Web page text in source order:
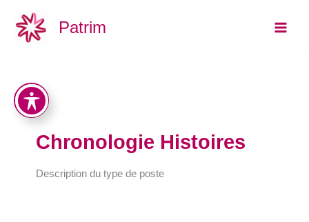
contenu
Patrim
Chronologie Histoires
Description du type de poste